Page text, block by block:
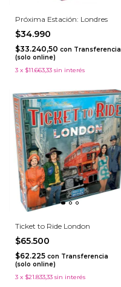
Próxima Estación: Londres
$34.990
$33.240,50 con Transferencia
(solo online)
3 x $11.663,33 sin interés
Ticket to Ride London
$65.500
$62.225 con Transferencia
(solo online)
3 x $21.833,33 sin interés